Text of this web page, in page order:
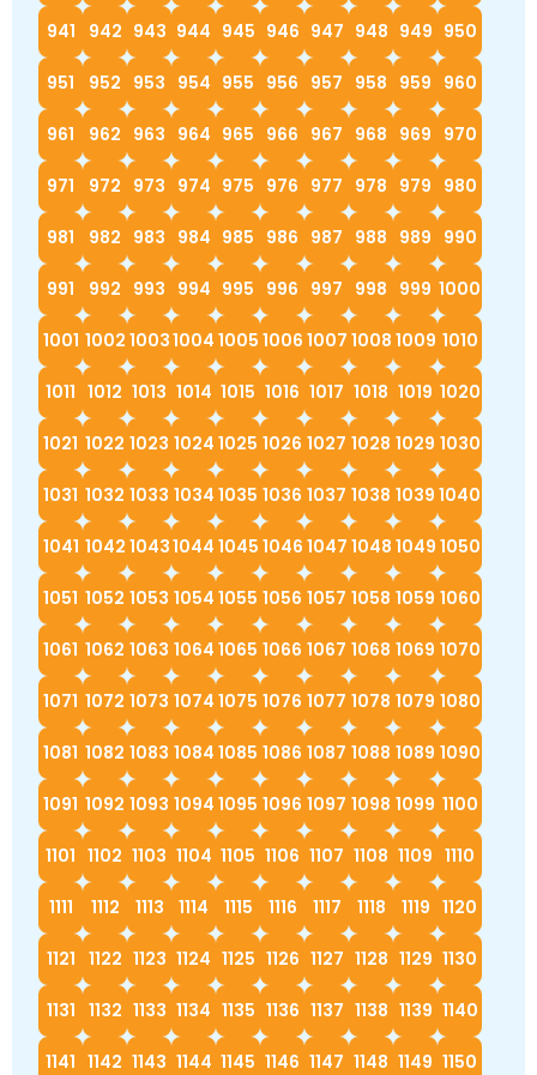
941 942 943 944 945 946 947 948 949 950
951 952 953 954 955 956 957 958 959 960
961 962 963 964 965 966 967 968 969 970
971 972 973 974 975 976 977 978 979 980
981 982 983 984 985 986 987 988 989 990
991 992 993 994 995 996 997 998 999 1000
1001 1002 10031004 1005 1006 1007 1008 1009 1010
1011 1012 1013 1014 1015 1016 1017 1018 1019 1020
1021 1022 1023 1024 1025 1026 1027 1028 1029 1030
1031 1032 1033 1034 1035 1036 1037 1038 1039 1040
1041 1042 10431044 1045 1046 1047 1048 1049 1050
1051 1052 1053 1054 1055 1056 1057 1058 1059 1060
1061 1062 1063 1064 1065 1066 1067 1068 1069 1070
1071 1072 1073 1074 1075 1076 1077 1078 1079 1080
1081 1082 1083 1084 1085 1086 1087 1088 1089 1090
1091 1092 1093 1094 1095 1096 1097 1098 1099 1100
1101 1102 1103 1104 1105 1106 1107 1108 1109 1110
1111 1112 1113 1114 1115 1116 1117 1118 1119 1120
1121 1122 1123 1124 1125 1126 1127 1128 1129 1130
1131 1132 1133 1134 1135 1136 1137 1138 1139 1140
1141 1142 1143 1144 1145 1146 1147 1148 1149 1150